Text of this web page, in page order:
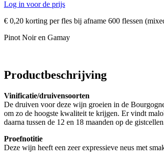
Log in voor de prijs
€ 0,20 korting per fles bij afname 600 flessen
Pinot Noir en Gamay
Productbeschrijving
Vinificatie/druivensoorten
De druiven voor deze wijn groeien in de
om zo de hoogste kwaliteit te krijgen. Er vindt
daarna tussen de 12 en 18 maanden op de
Proefnotitie
Deze wijn heeft een zeer expressieve neus met